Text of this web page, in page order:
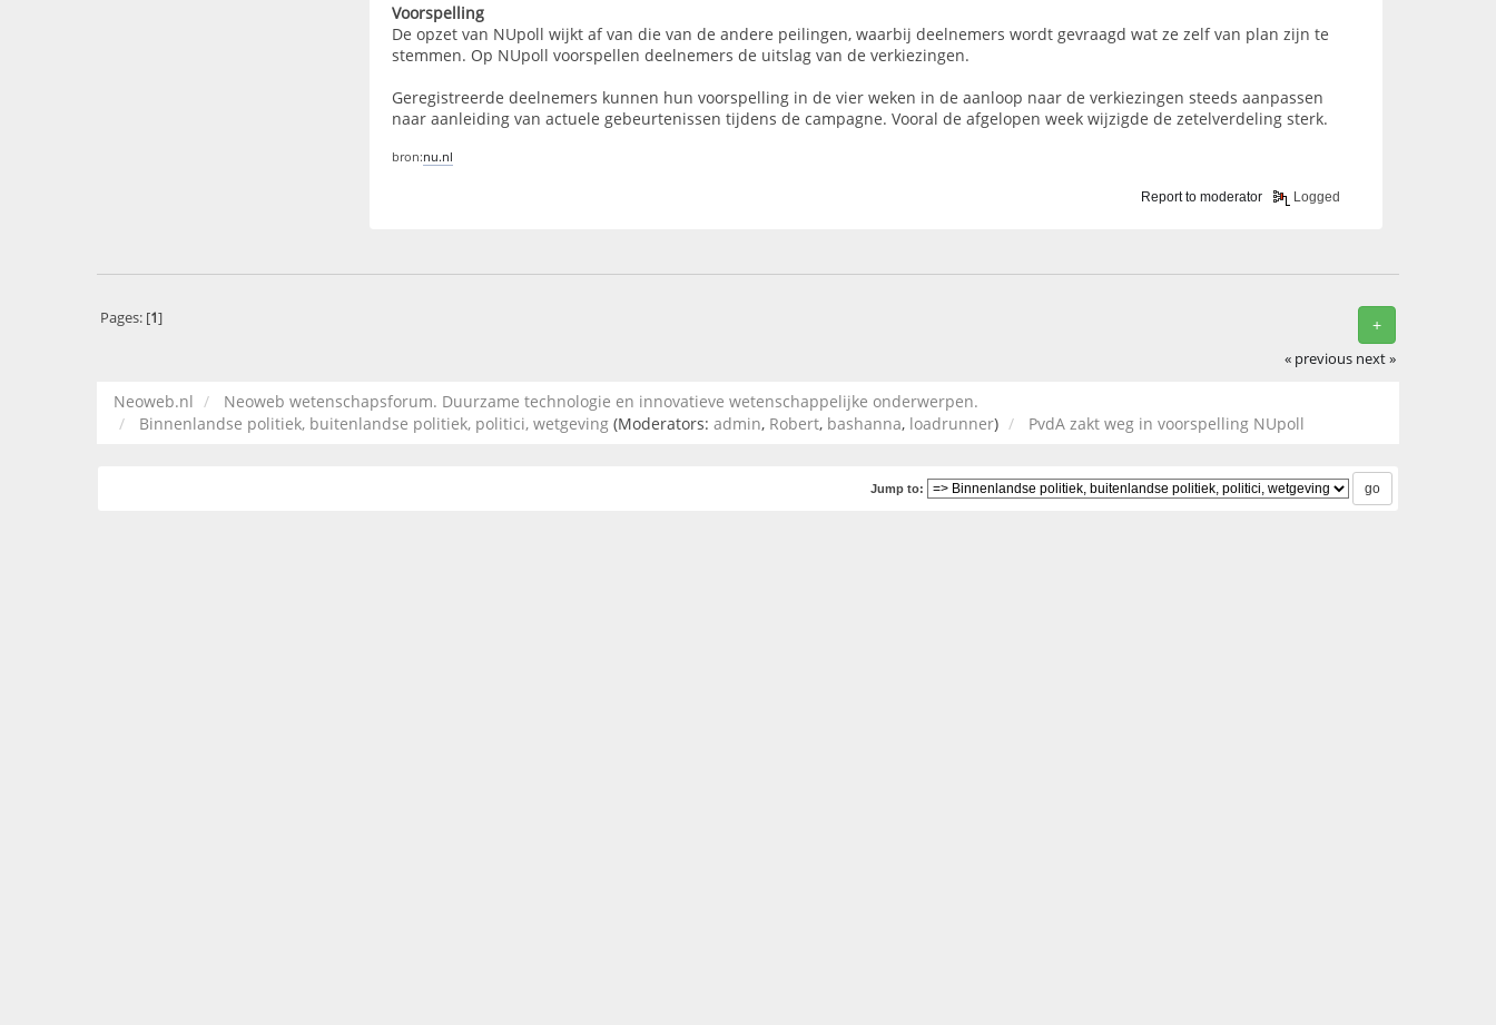
Voorspelling
De opzet van NUpoll wijkt af van die van de andere peilingen, waarbij deelnemers wordt gevraagd wat ze zelf van plan zijn te
stemmen. Op NUpoll voorspellen deelnemers de uitslag van de verkiezingen.
Geregistreerde deelnemers kunnen hun voorspelling in de vier weken in de aanloop naar de verkiezingen steeds aanpassen
naar aanleiding van actuele gebeurtenissen tijdens de campagne. Vooral de afgelopen week wijzigde de zetelverdeling sterk.
bron:nu.nl
Report to moderator Logged
+
Pages: [1]
« previous next »
Neoweb.nl
Neoweb wetenschapsforum. Duurzame technologie en innovatieve wetenschappelijke onderwerpen.
Binnenlandse politiek, buitenlandse politiek, politici, wetgeving (Moderators: admin, Robert, bashanna, loadrunner) PvdA zakt weg in voorspelling NUpoll
Jump to: